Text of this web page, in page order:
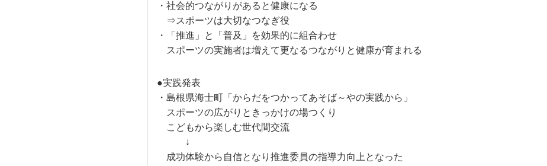
・社会的つながりがあると健康になる
⇒スポーツは大切なつなぎ役
・「推進」と「普及」を効果的に組合わせ
スポーツの実施者は増えて更なるつながりと健康が育まれる
●実践発表
・島根県海士町「からだをつかってあそば～やの実践から」
スポーツの広がりときっかけの場つくり
こどもから楽しむ世代間交流
↓
成功体験から自信となり推進委員の指導力向上となった